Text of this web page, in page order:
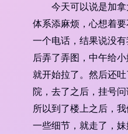
今天可以说是加
体系添麻烦，心想着
一个电话，结果说没
后弄了弄图，中午给
就开始拉了。然后还
院，去了之后，挂号
所以到了楼上之后，
一些细节，就走了，